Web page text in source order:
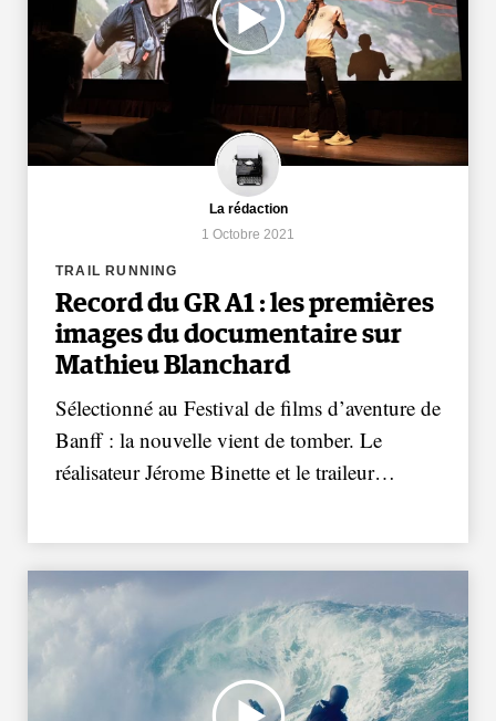
La rédaction
1 Octobre 2021
TRAIL RUNNING
Record du GR A1 : les premières
images du documentaire sur
Mathieu Blanchard
Sélectionné au Festival de films d’aventure de
Banff : la nouvelle vient de tomber. Le
réalisateur Jérome Binette et le traileur…